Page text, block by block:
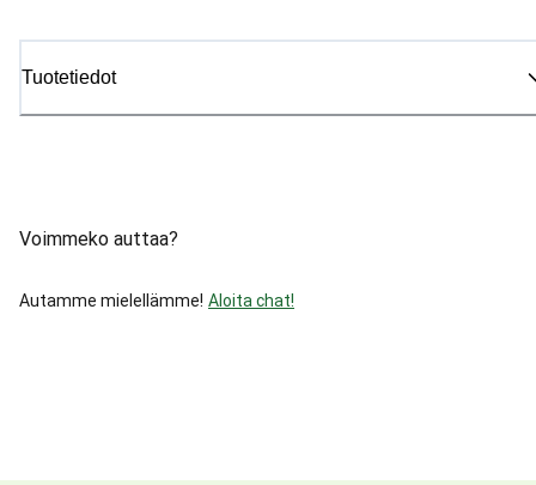
Tuotetiedot
Voimmeko auttaa?
Autamme mielellämme! Aloita chat!